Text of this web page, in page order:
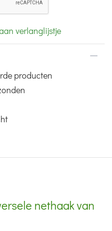
verlanglijstje
producten
nethaak van